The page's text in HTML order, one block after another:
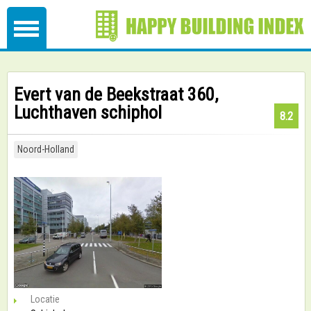
Evert van de Beekstraat 360,
Luchthaven schiphol
8.2
Noord-Holland
Locatie